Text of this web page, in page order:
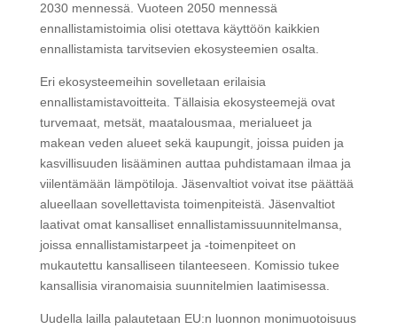
2030 mennessä. Vuoteen 2050 mennessä
ennallistamistoimia olisi otettava käyttöön kaikkien
ennallistamista tarvitsevien ekosysteemien osalta.
Eri ekosysteemeihin sovelletaan erilaisia
ennallistamistavoitteita. Tällaisia ekosysteemejä ovat
turvemaat, metsät, maatalousmaa, merialueet ja
makean veden alueet sekä kaupungit, joissa puiden ja
kasvillisuuden lisääminen auttaa puhdistamaan ilmaa ja
viilentämään lämpötiloja. Jäsenvaltiot voivat itse päättää
alueellaan sovellettavista toimenpiteistä. Jäsenvaltiot
laativat omat kansalliset ennallistamissuunnitelmansa,
joissa ennallistamistarpeet ja -toimenpiteet on
mukautettu kansalliseen tilanteeseen. Komissio tukee
kansallisia viranomaisia suunnitelmien laatimisessa.
Uudella lailla palautetaan EU:n luonnon monimuotoisuus